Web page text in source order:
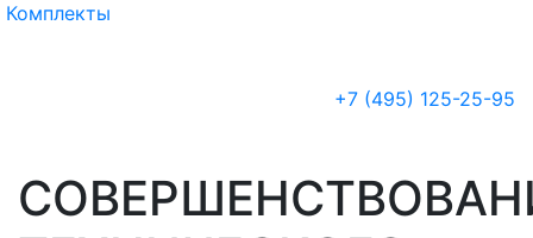
Комплекты
+7 (495) 125-25-95